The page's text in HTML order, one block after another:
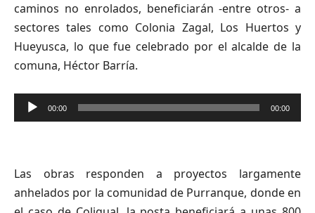
caminos no enrolados, beneficiarán -entre otros- a
sectores tales como Colonia Zagal, Los Huertos y
Hueyusca, lo que fue celebrado por el alcalde de la
comuna, Héctor Barría.
Reproductor
de
00:00 00:00
Las obras responden a proyectos largamente
anhelados por la comunidad de Purranque, donde en